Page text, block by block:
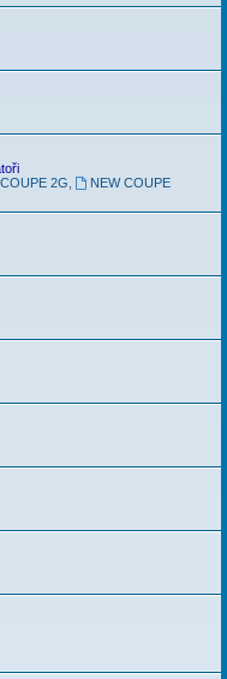
COUPE 2G
NEW COUPE